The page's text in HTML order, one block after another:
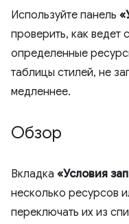
Используйте панель
проверить, как ведет
определенные
таблицы стилей, не
медленнее.
Обзор
Вкладка «Условия
несколько ресурсов
переключать их из